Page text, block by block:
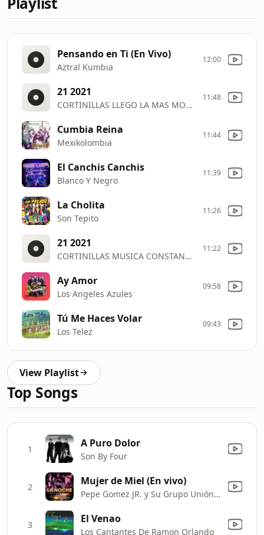
Pensando en Ti (En Vivo)
Aztral Kumbia
12:00
21 2021
CORTINILLAS LLEGO LA MAS MOVIDA SOMOS LO QUE SOMOS AK
11:48
Cumbia Reina
Mexikolombia
11:44
El Canchis Canchis
Blanco Y Negro
11:39
La Cholita
Son Tepito
11:26
21 2021
CORTINILLAS MUSICA CONSTANTE PARA MOVER TU VIDA AK
11:22
Ay Amor
Los Angeles Azules
09:58
Tú Me Haces Volar
Los Telez
09:43
View Playlist
Top Songs
1 A Puro Dolor
Son By Four
2 Mujer de Miel (En vivo)
Pepe Gomez JR. y Su Grupo Unión 82
3 El Venao
Los Cantantes De Ramon Orlando